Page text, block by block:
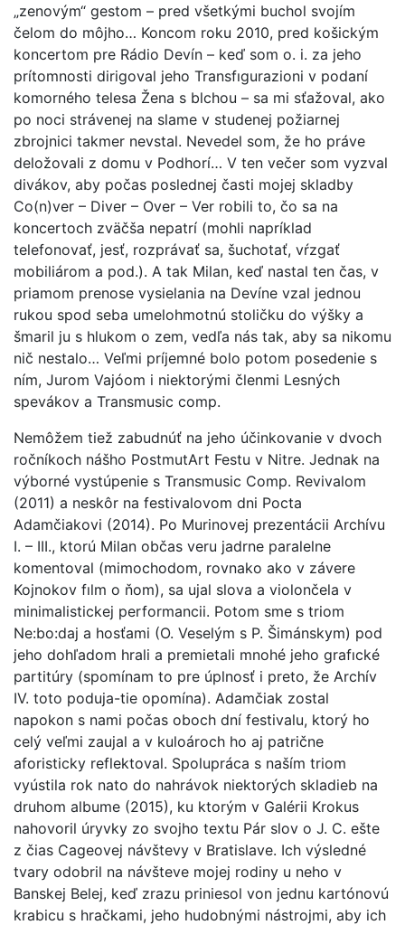
„zenovým“ gestom – pred všetkými buchol svojím
čelom do môjho… Koncom roku 2010, pred košickým
koncertom pre Rádio Devín – keď som o. i. za jeho
prítomnosti dirigoval jeho Transfıgurazioni v podaní
komorného telesa Žena s blchou – sa mi sťažoval, ako
po noci strávenej na slame v studenej požiarnej
zbrojnici takmer nevstal. Nevedel som, že ho práve
deložovali z domu v Podhorí… V ten večer som vyzval
divákov, aby počas poslednej časti mojej skladby
Co(n)ver – Diver – Over – Ver robili to, čo sa na
koncertoch zväčša nepatrí (mohli napríklad
telefonovať, jesť, rozprávať sa, šuchotať, vŕzgať
mobiliárom a pod.). A tak Milan, keď nastal ten čas, v
priamom prenose vysielania na Devíne vzal jednou
rukou spod seba umelohmotnú stoličku do výšky a
šmaril ju s hlukom o zem, vedľa nás tak, aby sa nikomu
nič nestalo… Veľmi príjemné bolo potom posedenie s
ním, Jurom Vajóom i niektorými členmi Lesných
spevákov a Transmusic comp.
Nemôžem tiež zabudnúť na jeho účinkovanie v dvoch
ročníkoch nášho PostmutArt Festu v Nitre. Jednak na
výborné vystúpenie s Transmusic Comp. Revivalom
(2011) a neskôr na festivalovom dni Pocta
Adamčiakovi (2014). Po Murinovej prezentácii Archívu
I. – III., ktorú Milan občas veru jadrne paralelne
komentoval (mimochodom, rovnako ako v závere
Kojnokov fılm o ňom), sa ujal slova a violončela v
minimalistickej performancii. Potom sme s triom
Ne:bo:daj a hosťami (O. Veselým s P. Šimánskym) pod
jeho dohľadom hrali a premietali mnohé jeho grafıcké
partitúry (spomínam to pre úplnosť i preto, že Archív
IV. toto poduja-tie opomína). Adamčiak zostal
napokon s nami počas oboch dní festivalu, ktorý ho
celý veľmi zaujal a v kuloároch ho aj patrične
aforisticky reflektoval. Spolupráca s naším triom
vyústila rok nato do nahrávok niektorých skladieb na
druhom albume (2015), ku ktorým v Galérii Krokus
nahovoril úryvky zo svojho textu Pár slov o J. C. ešte
z čias Cageovej návštevy v Bratislave. Ich výsledné
tvary odobril na návšteve mojej rodiny u neho v
Banskej Belej, keď zrazu priniesol von jednu kartónovú
krabicu s hračkami, jeho hudobnými nástrojmi, aby ich